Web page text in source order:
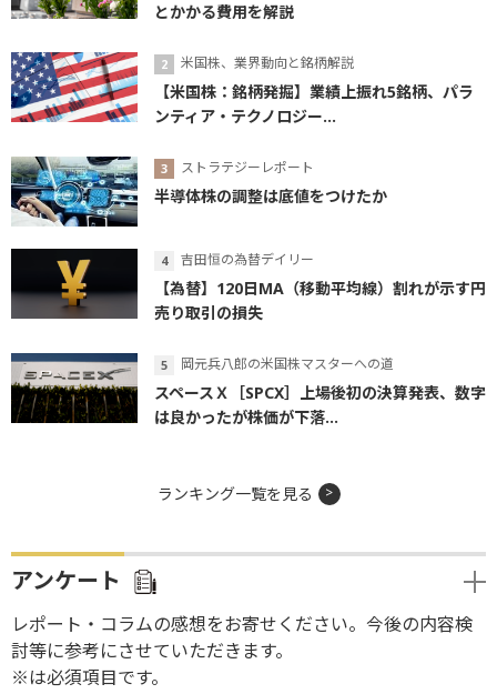
とかかる費用を解説
米国株、業界動向と銘柄解説
【米国株：銘柄発掘】業績上振れ5銘柄、パラ
ンティア・テクノロジー...
ストラテジーレポート
半導体株の調整は底値をつけたか
吉田恒の為替デイリー
【為替】120日MA（移動平均線）割れが示す円
売り取引の損失
岡元兵八郎の米国株マスターへの道
スペースＸ［SPCX］上場後初の決算発表、数字
は良かったが株価が下落...
ランキング一覧を見る
アンケート
レポート・コラムの感想をお寄せください。今後の内容検
討等に参考にさせていただきます。
※は必須項目です。